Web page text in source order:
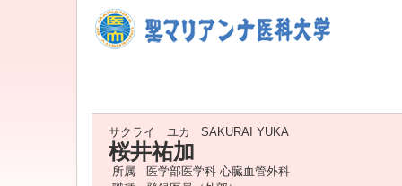
サクライ ユカ SAKURAI YUKA
桜井祐加
所属
医学部医学科 心臓血管外科